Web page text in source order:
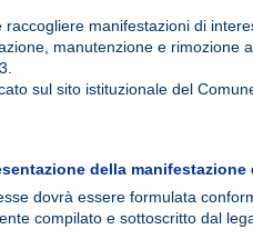
manifestazioni di
manutenzione e rimozione
sul sito istituzionale del
della manifestazione
dovrà essere formulata
compilato e sottoscritto dal